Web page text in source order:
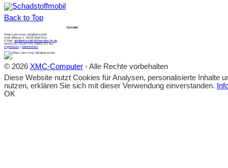
Schadstoffmobil
Back to Top
Kontakt
Rhein-Lahn-Kreis Abfallwirtschaft
Insel Silberau 1, 56130 Bad Ems
E-Mail: abfallwirtschaft@rhein-lahn.rlp.de
SERVICE-TELEFON: 02603 972 301
Impressum | Datenschutz
© 2026 XMC-Computer - Alle Rechte vorbehalten
Diese Website nutzt Cookies für Analysen, personalisierte Inhalte
nutzen, erklären Sie sich mit dieser Verwendung einverstanden.
OK